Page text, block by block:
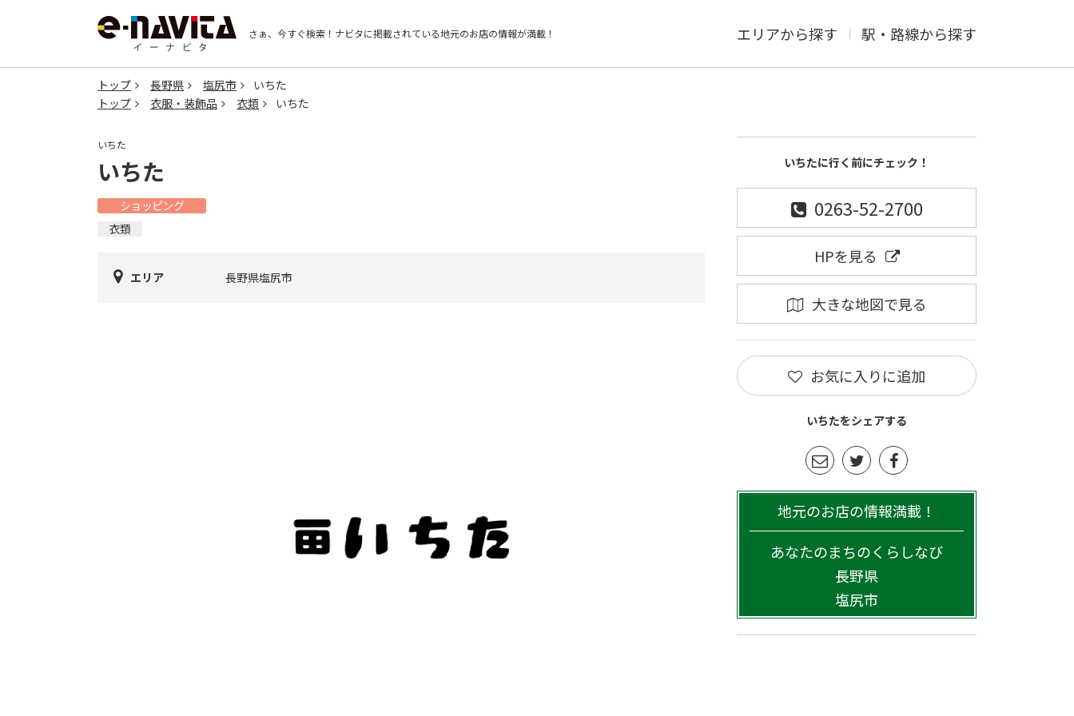
さぁ、今すぐ検索！ ナビタに掲載されている地元のお店の情報が満載！ エリアから探す 駅・路線から探す
トップ 長野県 塩尻市
いちた
トップ
衣服・装飾品 衣類 いちた
いちた
いちた
ショッピング
衣類
エリア 長野県塩尻市
いちたに行く前にチェック！
0263-52-2700
HPを見る
大きな地図で見る
お気に入りに追加
いちたをシェアする
地元のお店の情報満載！
あなたのまちのくらしなび
長野県
塩尻市